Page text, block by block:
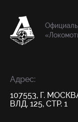
Адрес:
107553, Г.
ВЛД. 125, СТР. 1